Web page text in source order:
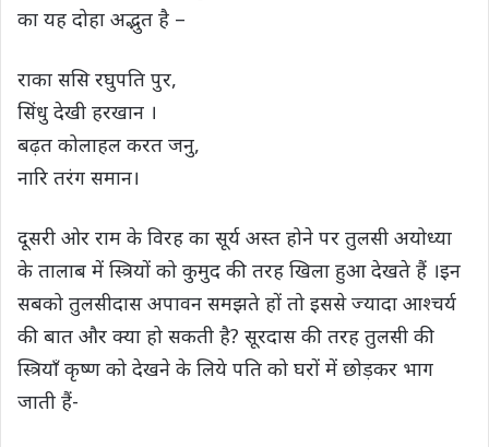
का यह दोहा अद्भुत है –
राका ससि रघुपति पुर,
सिंधु देखी हरखान ।
बढ़त कोलाहल करत जनु,
नारि तरंग समान।
दूसरी ओर राम के विरह का सूर्य अस्त होने पर तुलसी अयोध्या
के तालाब में स्त्रियों को कुमुद की तरह खिला हुआ देखते हैं ।इन
सबको तुलसीदास अपावन समझते हों तो इससे ज्यादा आश्चर्य
की बात और क्या हो सकती है? सूरदास की तरह तुलसी की
स्त्रियाँ कृष्ण को देखने के लिये पति को घरों में छोड़कर भाग
जाती हैं-